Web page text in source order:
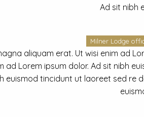
Ad sit nibh
Milner Lodge
aliquam erat. Ut wisi enim ad
ad Lorem ipsum dolor. Ad sit nibh
euismod tincidunt ut laoreet sed re